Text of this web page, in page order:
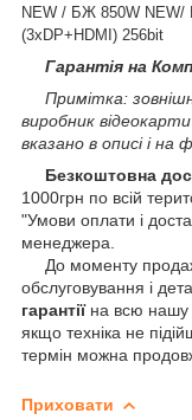
NEW / БЖ 850W NEW/
(3xDP+HDMI) 256bit
Гарантія на
Примітка:
виробник
вказано в описі і на
Безкоштовна
1000грн по всій
"Умови оплати і
менеджера.
До моменту
обслуговування і
гарантіїна всю нашу
якщо техніка не
термін можна
Приховати